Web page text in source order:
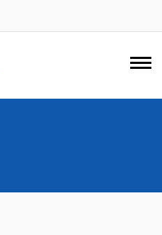
Krakowie
Sączu
Tarnowie